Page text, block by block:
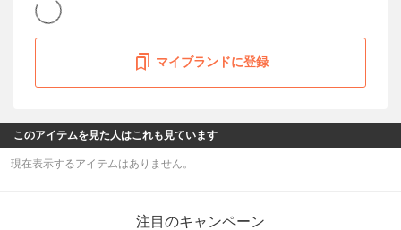
マイブランドに登録
このアイテムを見た人はこれも見ています
現在表示するアイテムはありません。
注目のキャンペーン